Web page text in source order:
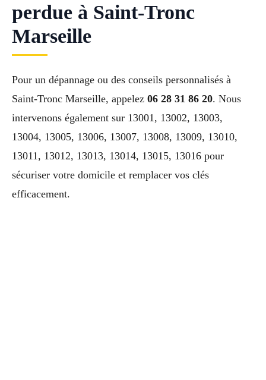
perdue à Saint-Tronc
Marseille
Pour un dépannage ou des conseils personnalisés à
Saint-Tronc Marseille, appelez 06 28 31 86 20. Nous
intervenons également sur 13001, 13002, 13003,
13004, 13005, 13006, 13007, 13008, 13009, 13010,
13011, 13012, 13013, 13014, 13015, 13016 pour
sécuriser votre domicile et remplacer vos clés
efficacement.